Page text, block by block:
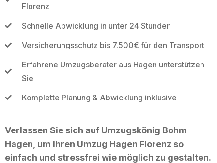
Florenz
Schnelle Abwicklung in unter 24 Stunden
Versicherungsschutz bis 7.500€ für den Transport
Erfahrene Umzugsberater aus Hagen unterstützen
Sie
Komplette Planung & Abwicklung inklusive
Verlassen Sie sich auf Umzugskönig Bohm
Hagen, um Ihren Umzug Hagen Florenz so
einfach und stressfrei wie möglich zu gestalten.